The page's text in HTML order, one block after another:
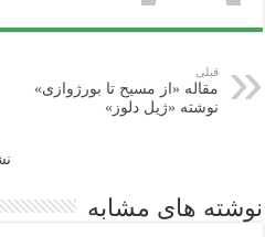
قبلی
مقاله «از مسیح تا بورژوازی»
نوشته «ژیل دلوز»
نوشته های مشابه